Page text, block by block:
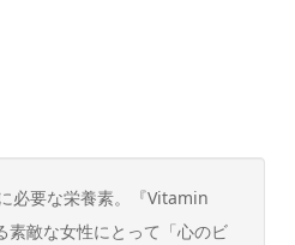
必要な栄養素。『Vitamin
素敵な女性にとって「心のビ